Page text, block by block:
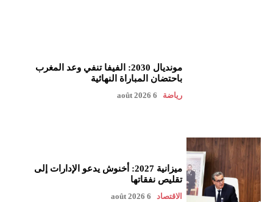
مونديال 2030: الفيفا تنفي وعد المغرب
باحتضان المباراة النهائية
رياضة 6 août 2026
ميزانية 2027: أخنوش يدعو الإدارات إلى
تقليص نفقاتها
الاقتصاد 6 août 2026